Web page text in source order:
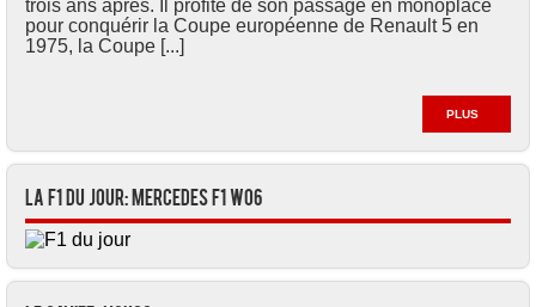
trois ans après. Il profite de son passage en monoplace
pour conquérir la Coupe européenne de Renault 5 en
1975, la Coupe [...]
PLUS
La F1 du jour: Mercedes F1 W06